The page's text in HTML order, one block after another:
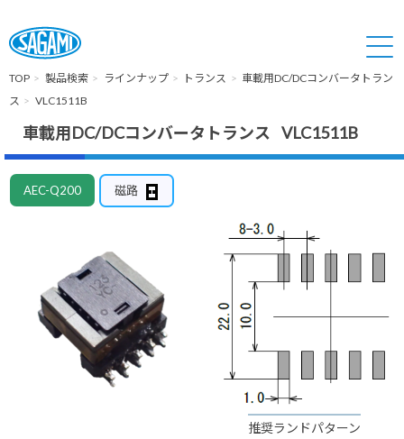
TOP 製品検索 ラインナップ トランス
車載用DC/DCコンバータトラン
ス
VLC1511B
車載用DC/DCコンバータトランス VLC1511B
AEC-Q200 磁路
推奨ランドパターン